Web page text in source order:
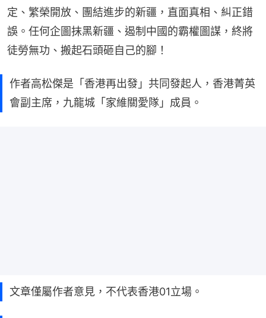
定、繁榮開放、團結進步的新疆，直面真相、糾正錯
誤。任何企圖抹黑新疆、遏制中國的霸權圖謀，終將
徒勞無功、搬起石頭砸自己的腳！
作者高松傑是「香港再出發」共同發起人，香港菁英
會副主席，九龍城「家維關愛隊」成員。
文章僅屬作者意見，不代表香港01立場。